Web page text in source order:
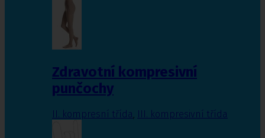
Zdravotní kompresivní
punčochy
II. kompresní třída III. kompresivní třída